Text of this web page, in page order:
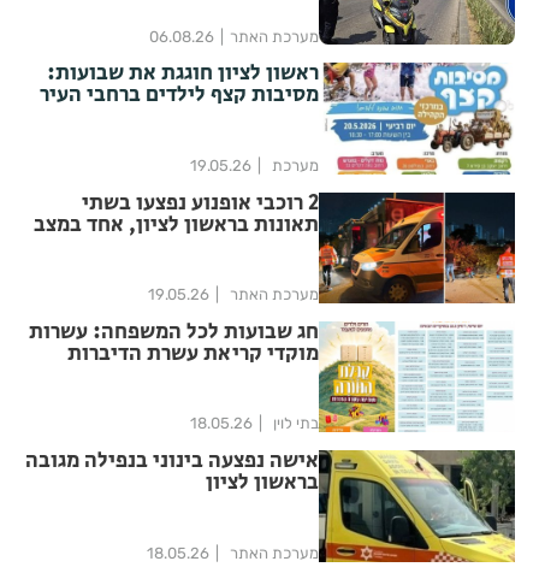
מערכת האתר 06.08.26
ראשון לציון חוגגת את שבועות:
מסיבות קצף לילדים ברחבי העיר
מערכת 19.05.26
2 רוכבי אופנוע נפצעו בשתי
תאונות בראשון לציון, אחד במצב
מערכת האתר 19.05.26
חג שבועות לכל המשפחה: עשרות
מוקדי קריאת עשרת הדיברות
בתי לוין 18.05.26
אישה נפצעה בינוני בנפילה מגובה
בראשון לציון
מערכת האתר 18.05.26